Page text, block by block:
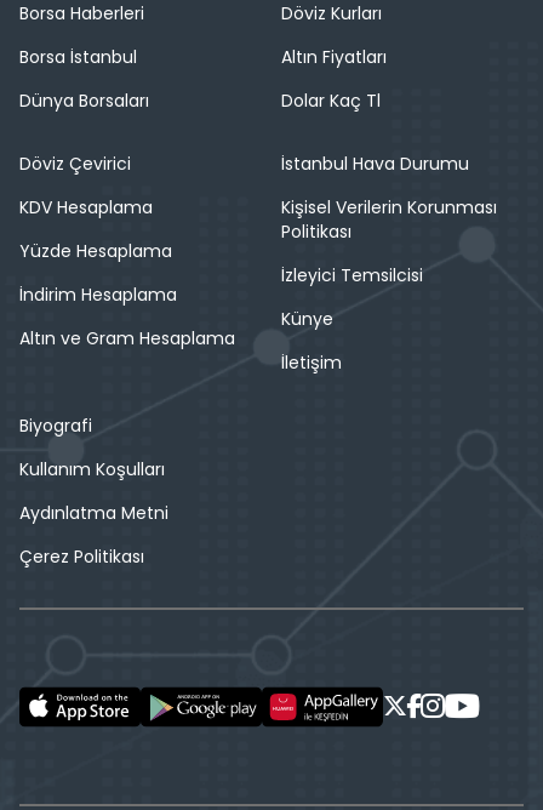
Borsa Haberleri
Borsa İstanbul
Dünya Borsaları
Döviz Kurları
Altın Fiyatları
Dolar Kaç Tl
Döviz Çevirici
KDV Hesaplama
Yüzde Hesaplama
İndirim Hesaplama
Altın ve Gram Hesaplama
İstanbul Hava Durumu
Kişisel Verilerin Korunması
Politikası
İzleyici Temsilcisi
Künye
İletişim
Biyografi
Kullanım Koşulları
Aydınlatma Metni
Çerez Politikası